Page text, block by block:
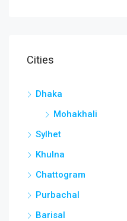
Cities
Dhaka
Mohakhali
Sylhet
Khulna
Chattogram
Purbachal
Barisal